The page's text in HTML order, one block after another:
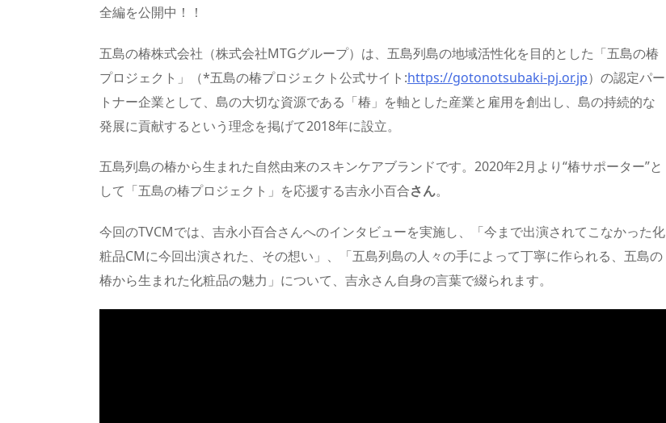
全編を公開中！！
五島の椿株式会社（株式会社MTGグループ）は、五島列島の地域活性化を目的とした「五島の椿
プロジェクト」（*五島の椿プロジェクト公式サイト:https://gotonotsubaki-pj.or.jp）の認定パー
トナー企業として、島の大切な資源である「椿」を軸とした産業と雇用を創出し、島の持続的な
発展に貢献するという理念を掲げて2018年に設立。
五島列島の椿から生まれた自然由来のスキンケアブランドです。2020年2月より“椿サポーター”と
して「五島の椿プロジェクト」を応援する吉永小百合さん。
今回のTVCMでは、吉永小百合さんへのインタビューを実施し、「今まで出演されてこなかった化
粧品CMに今回出演された、その想い」、「五島列島の人々の手によって丁寧に作られる、五島の
椿から生まれた化粧品の魅力」について、吉永さん自身の言葉で綴られます。